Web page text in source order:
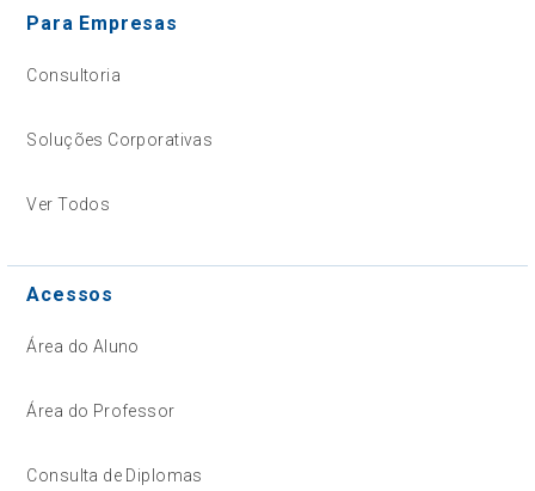
Para Empresas
Consultoria
Soluções Corporativas
Ver Todos
Acessos
Área do Aluno
Área do Professor
Consulta de Diplomas